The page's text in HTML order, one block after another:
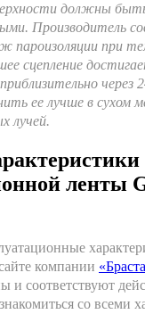
должны
Производитель
пароизоляции при
сцепление
через
ее лучше в сухом
лучей.
ленты
компании
и соответствуют
со всеми